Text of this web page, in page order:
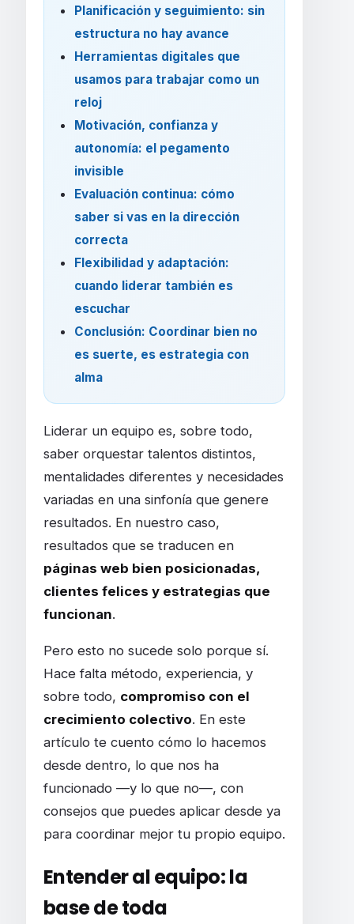
Planificación y seguimiento: sin
estructura no hay avance
Herramientas digitales que
usamos para trabajar como un
reloj
Motivación, confianza y
autonomía: el pegamento
invisible
Evaluación continua: cómo
saber si vas en la dirección
correcta
Flexibilidad y adaptación:
cuando liderar también es
escuchar
Conclusión: Coordinar bien no
es suerte, es estrategia con
alma
Liderar un equipo es, sobre todo,
saber orquestar talentos distintos,
mentalidades diferentes y necesidades
variadas en una sinfonía que genere
resultados. En nuestro caso,
resultados que se traducen en
páginas web bien posicionadas,
clientes felices y estrategias que
funcionan.
Pero esto no sucede solo porque sí.
Hace falta método, experiencia, y
sobre todo, compromiso con el
crecimiento colectivo. En este
artículo te cuento cómo lo hacemos
desde dentro, lo que nos ha
funcionado —y lo que no—, con
consejos que puedes aplicar desde ya
para coordinar mejor tu propio equipo.
Entender al equipo: la
base de toda